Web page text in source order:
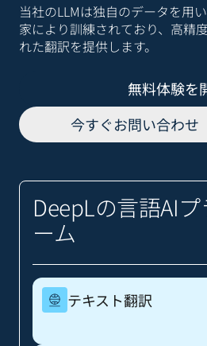
当社のLLMは独自のデータを用
家により訓練されており、高精
れた翻訳を提供します。
無料体験を
今すぐお問い合わせ
DeepLの言語AI
ーム
テキスト翻訳